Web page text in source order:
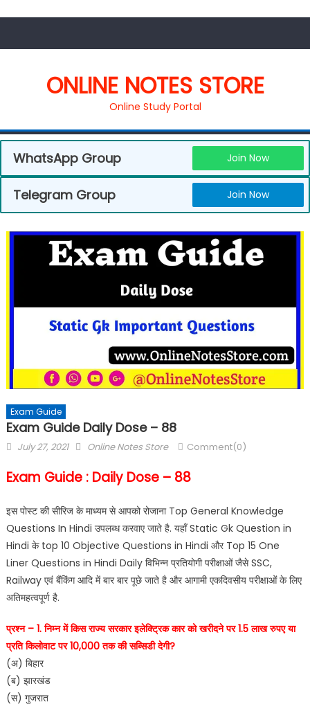
ONLINE NOTES STORE
Online Study Portal
WhatsApp Group Join Now
Telegram Group Join Now
Exam Guide
Exam Guide Daily Dose – 88
July 27, 2021 Online Notes Store Comment(0)
Exam Guide : Daily Dose – 88
इस पोस्ट की सीरिज के माध्यम से आपको रोजाना Top General Knowledge
Questions In Hindi उपलब्ध करवाए जाते है. यहाँ Static Gk Question in
Hindi के top 10 Objective Questions in Hindi और Top 15 One
Liner Questions in Hindi Daily विभिन्न प्रतियोगी परीक्षाओं जैसे SSC,
Railway एवं बैंकिंग आदि में बार बार पूछे जाते है और आगामी एकदिवसीय परीक्षाओं के लिए
अतिमहत्वपूर्ण है.
प्रश्न – 1. निम्न में किस राज्य सरकार इलेक्ट्रिक कार को खरीदने पर 1.5 लाख रुपए या
प्रति किलोवाट पर 10,000 तक की सब्सिडी देगी?
(अ) बिहार
(ब) झारखंड
(स) गुजरात